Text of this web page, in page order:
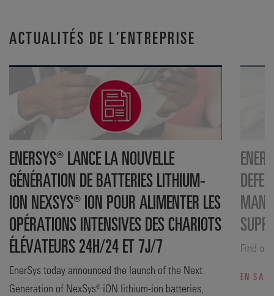
ACTUALITÉS DE L’ENTREPRISE
ENERSYS® LANCE LA NOUVELLE
GÉNÉRATION DE BATTERIES LITHIUM-
ION NEXSYS® ION POUR ALIMENTER LES
OPÉRATIONS INTENSIVES DES CHARIOTS
ÉLÉVATEURS 24H/24 ET 7J/7
EnerSys today announced the launch of the Next
Generation of NexSys® iON lithium-ion batteries,
Find
EN